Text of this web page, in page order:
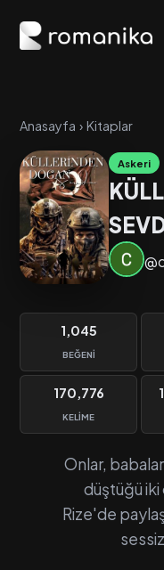
Anasayfa › Kitaplar
Askeri
1,045
BEĞENI
170,776
KELIME
Onlar,
düştüğü iki
Rize'de